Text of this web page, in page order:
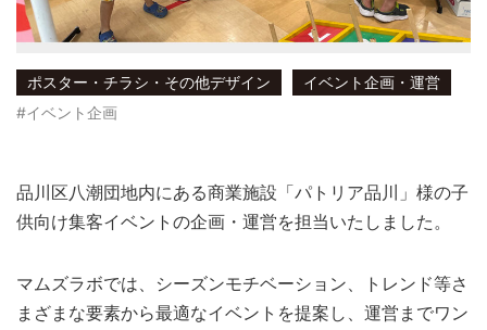
ポスター・チラシ・その他デザイン
イベント企画・運営
#イベント企画
品川区八潮団地内にある商業施設「パトリア品川」様の子
供向け集客イベントの企画・運営を担当いたしました。
マムズラボでは、シーズンモチベーション、トレンド等さ
まざまな要素から最適なイベントを提案し、運営までワン